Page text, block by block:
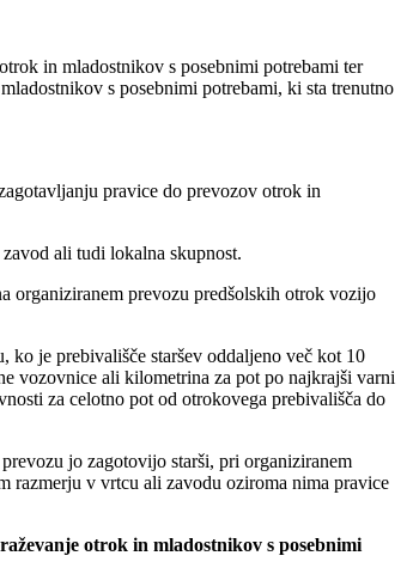
in mladostnikov s posebnimi potrebami ter
s posebnimi potrebami, ki sta trenutno
pravice do prevozov otrok in
ali tudi lokalna skupnost.
organiziranem prevozu predšolskih otrok vozijo
ko je prebivališče staršev oddaljeno več kot 10
vozovnice ali kilometrina za pot po najkrajši varni
za celotno pot od otrokovega prebivališča do
jo zagotovijo starši, pri organiziranem
razmerju v vrtcu ali zavodu oziroma nima pravice
otrok in mladostnikov s posebnimi